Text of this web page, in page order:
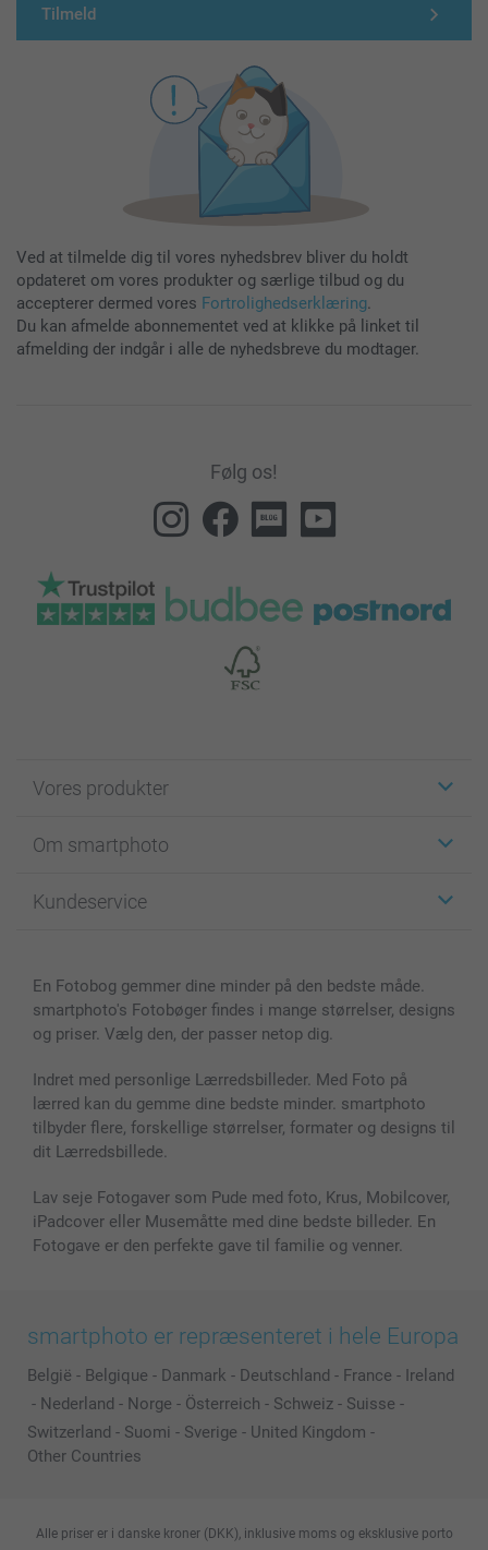
Tilmeld
Ved at tilmelde dig til vores nyhedsbrev bliver du holdt
opdateret om vores produkter og særlige tilbud og du
accepterer dermed vores Fortrolighedserklæring.
Du kan afmelde abonnementet ved at klikke på linket til
afmelding der indgår i alle de nyhedsbreve du modtager.
Følg os!
Vores produkter
Fotokort
Fotobøger
Cover til mobil & tablet
MyNameBook
Fotorammer & Tilbehør
Alle fotoprodukter
Om smartphoto
For affiliate
Sitemap
Betingelser og garantier
Kundeservice
smartbonus
Priser & betaling
En Fotobog gemmer dine minder på den bedste måde.
smartphoto's Fotobøger findes i mange størrelser, designs
og priser. Vælg den, der passer netop dig.
Indret med personlige Lærredsbilleder. Med Foto på
lærred kan du gemme dine bedste minder. smartphoto
tilbyder flere, forskellige størrelser, formater og designs til
dit Lærredsbillede.
Lav seje Fotogaver som Pude med foto, Krus, Mobilcover,
iPadcover eller Musemåtte med dine bedste billeder. En
Fotogave er den perfekte gave til familie og venner.
smartphoto er repræsenteret i hele Europa
België - Belgique - Danmark - Deutschland - France - Ireland
- Nederland - Norge - Österreich - Schweiz - Suisse -
Switzerland - Suomi - Sverige - United Kingdom -
Other Countries
Alle priser er i danske kroner (DKK), inklusive moms og eksklusive porto